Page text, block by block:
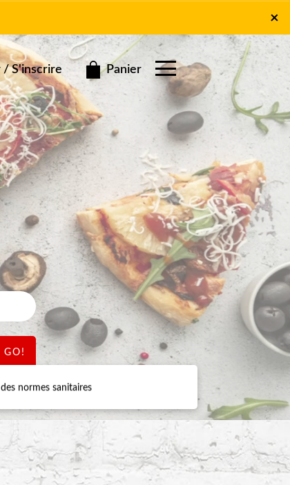
×
S'inscrire Panier
×
GO!
normes sanitaires